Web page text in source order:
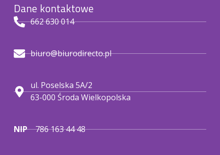
Dane kontaktowe
662 630 014
biuro@biurodirecto.pl
ul. Poselska 5A/2
63-000 Środa Wielkopolska
NIP786 163 44 48